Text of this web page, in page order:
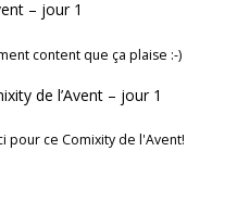
– jour 1
content que ça plaise :-)
de l’Avent – jour 1
pour ce Comixity de l'Avent!